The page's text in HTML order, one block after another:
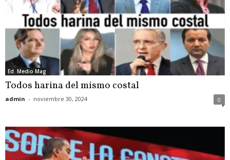
Ed. Medio Mag
Todos harina del mismo costal
admin - noviembre 30, 2024 0